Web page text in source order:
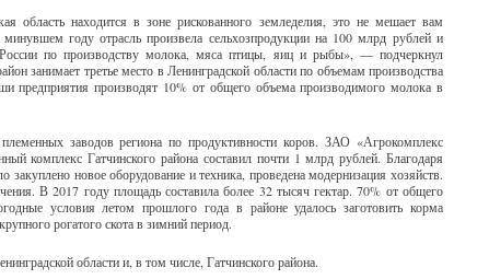
область находится в зоне рискованного земледелия, это не мешает вам
году отрасль произвела сельхозпродукции на 100 млрд рублей и
по производству молока, мяса птицы, яиц и рыбы», — подчеркнул
занимает третье место в Ленинградской области по объемам производства
предприятия производят 10% от общего объема производимого молока в
заводов региона по продуктивности коров. ЗАО «Агрокомплекс
комплекс Гатчинского района составил почти 1 млрд рублей. Благодаря
новое оборудование и техника, проведена модернизация хозяйств.
В 2017 году площадь составила более 32 тысяч гектар. 70% от общего
условия летом прошлого года в районе удалось заготовить корма
рогатого скота в зимний период.
области и, в том числе, Гатчинского района.